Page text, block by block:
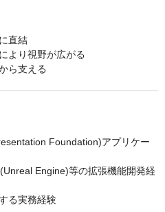
直結
より視野が広がる
ら支える
Foundation)アプリケー
Engine)等の拡張機能開発経
る実務経験